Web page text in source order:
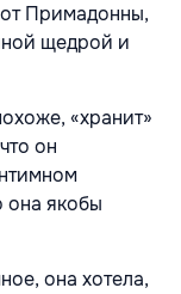
Примадонны,
щедрой и
«хранит»
он
она якобы
она хотела,